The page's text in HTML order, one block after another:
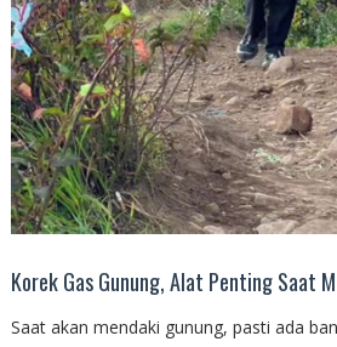
Korek Gas Gunung, Alat Penting Saat
Saat akan mendaki gunung, pasti ada